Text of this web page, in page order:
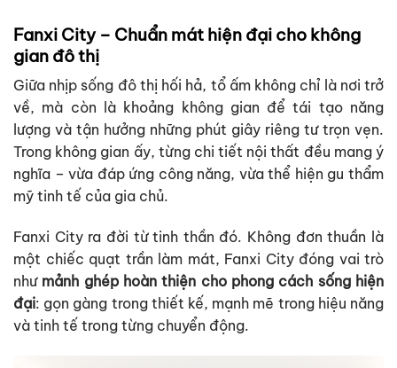
Fanxi City – Chuẩn mát hiện đại cho không
gian đô thị
Giữa nhịp sống đô thị hối hả, tổ ấm không chỉ là nơi trở
về, mà còn là khoảng không gian để tái tạo năng
lượng và tận hưởng những phút giây riêng tư trọn vẹn.
Trong không gian ấy, từng chi tiết nội thất đều mang ý
nghĩa – vừa đáp ứng công năng, vừa thể hiện gu thẩm
mỹ tinh tế của gia chủ.
Fanxi City ra đời từ tinh thần đó. Không đơn thuần là
một chiếc quạt trần làm mát, Fanxi City đóng vai trò
như mảnh ghép hoàn thiện cho phong cách sống hiện
đại: gọn gàng trong thiết kế, mạnh mẽ trong hiệu năng
và tinh tế trong từng chuyển động.